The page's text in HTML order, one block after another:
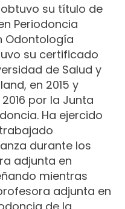
obtuvo su título de
Periodoncia
Odontología
su certificado
de Salud y
en 2015 y
por la Junta
Ha ejercido
durante los
adjunta en
mientras
adjunta en